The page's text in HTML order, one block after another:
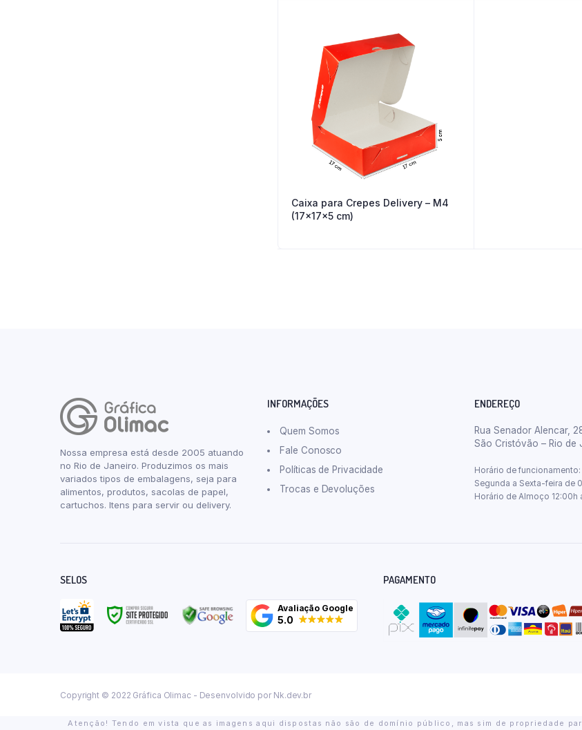
Caixa para Crepes Delivery – M4
(17x17x5 cm)
Nossa empresa está desde 2005 atuando
no Rio de Janeiro. Produzimos os mais
variados tipos de embalagens, seja para
alimentos, produtos, sacolas de papel,
cartuchos. Itens para servir ou delivery.
INFORMAÇÕES
Quem Somos
Fale Conosco
Políticas de Privacidade
Trocas e Devoluções
ENDEREÇO
Rua Senador Alencar,
São Cristóvão – Rio de
Horário de funcionamento:
Segunda a Sexta-feira de
Horário de Almoço 12:00h
SELOS
Avaliação Google
5.0
PAGAMENTO
Copyright © 2022 Gráfica Olimac - Desenvolvido por Nk.dev.br
Atenção! Tendo em vista que as imagens aqui dispostas não são de domínio público, mas sim de propriedade